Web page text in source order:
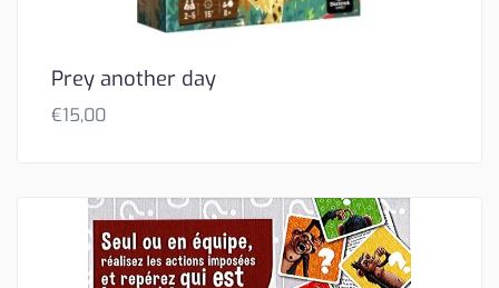
Prey another day
€15,00